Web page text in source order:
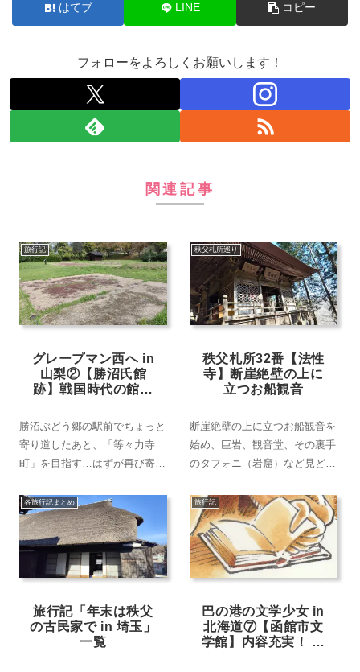
はてブ LINE コピー
フォローをよろしくお願いします！
関連記事
旅行記
グレープマン西へ in
山梨②【勝沼氏館
跡】戦国時代の館の
勝沼ぶどう郷の駅前でちょっと
寄り道したあと、「等々力寺
町」を目指す…はずが再び寄り
氏館跡」という魅力的な史跡が
あるし…。
秩父札所巡り
秩父札所32番【法性
寺】断崖絶壁の上に
立つお船観音
断崖絶壁の上に立つお船観音を
始め、巨岩、観音堂、その裏手
のタフォニ（岩窟）など見どこ
らお船観音までは行けず…。
各旅行記まとめ
旅行記「年末は秩父
の古民家で in 埼玉」
一覧
旅行記
巴の港の文学少女 in
北海道⑦【函館市文
学館】内容充実！ 石